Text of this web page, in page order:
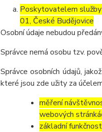
Poskytovatelem
01, České Budějovice
Osobní údaje nebudou
Správce nemá osobu tzv.
Správce osobních údajů,
které jsou zde užity za
měření
webových
základní